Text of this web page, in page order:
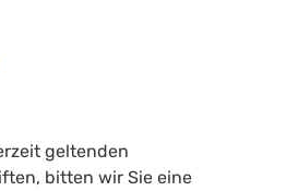
geltenden
bitten wir Sie eine